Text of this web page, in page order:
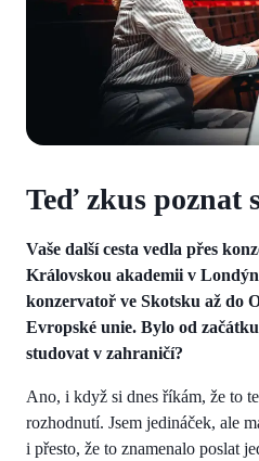
Teď zkus poznat
Vaše další cesta vedla přes
Královskou akademii v
konzervatoř ve Skotsku až do
Evropské unie. Bylo od
studovat v zahraničí?
Ano, i když si dnes říkám, že to
rozhodnutí. Jsem jedináček, ale
i přesto, že to znamenalo poslat